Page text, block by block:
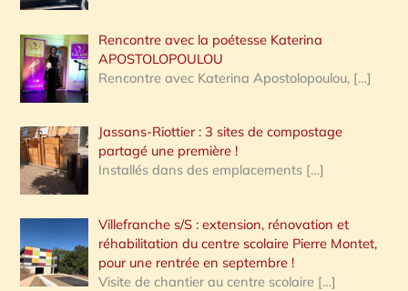
Rencontre avec la poétesse Katerina
APOSTOLOPOULOU
Rencontre avec Katerina Apostolopoulou, […]
Jassans-Riottier : 3 sites de compostage
partagé une première !
Installés dans des emplacements […]
Villefranche s/S : extension, rénovation et
réhabilitation du centre scolaire Pierre Montet,
pour une rentrée en septembre !
Visite de chantier au centre scolaire […]